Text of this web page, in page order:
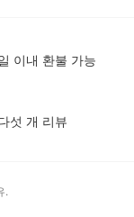
이내 환불 가능
섯 개 리뷰
.